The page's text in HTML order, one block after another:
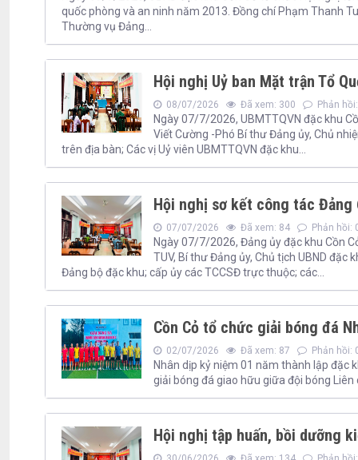
quốc phòng và an ninh năm 2013. Đồng chí Phạm Thanh
Thường vụ Đảng...
Hội nghị Uỷ ban Mặt trận Tổ
08/07/2026 Đã xem: 300 Phản
Ngày 07/7/2026, UBMTTQVN đặc khu
Viết Cường -Phó Bí thư Đảng ủy, Chủ
trên địa bàn; Các vị Uỷ viên UBMTTQVN đặc khu...
Hội nghị sơ kết công tác Đảng
07/07/2026 Đã xem: 84 Phản hồi:
Ngày 07/7/2026, Đảng ủy đặc khu Cồn
TUV, Bí thư Đảng ủy, Chủ tịch UBND đặc
Đảng bộ đặc khu; cấp ủy các TCCSĐ trực thuộc; các...
Cồn Cỏ tổ chức giải bóng đá
02/07/2026 Đã xem: 87 Phản hồi:
Nhân dịp kỷ niệm 01 năm thành lập đặc
giải bóng đá giao hữu giữa đội bóng
Hội nghị tập huấn, bồi dưỡng